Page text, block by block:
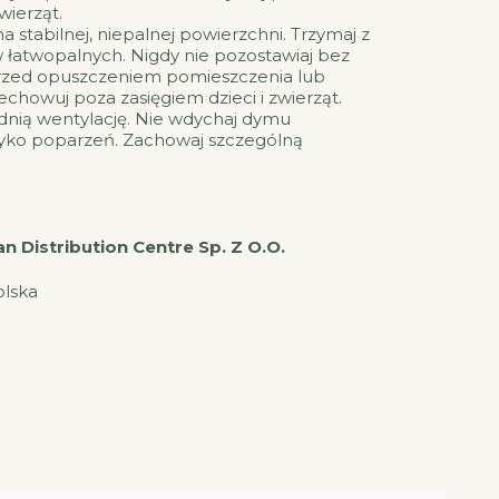
stabilnej, niepalnej powierzchni. Trzymaj z
łatwopalnych. Nigdy nie pozostawiaj bez
opuszczeniem pomieszczenia lub
poza zasięgiem dzieci i zwierząt.
wentylację. Nie wdychaj dymu
poparzeń. Zachowaj szczególną
Distribution Centre Sp. Z O.O.